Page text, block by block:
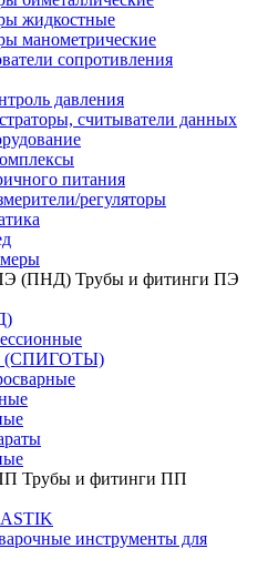
жидкостные
манометрические
сопротивления
давления
считыватели данных
питания
регуляторы
Трубы и фитинги ПЭ
(СПИГОТЫ)
Трубы и фитинги ПП
инструменты для